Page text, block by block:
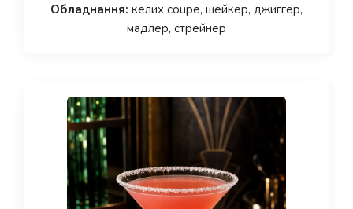
Обладнання: келих coupe, шейкер, джиггер,
мадлер, стрейнер